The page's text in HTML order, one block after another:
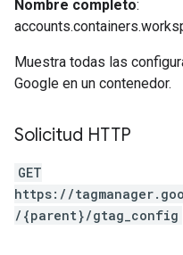
Nombre completo:
Muestra todas las
Google en un contenedor.
Solicitud HTTP
GET
https://
/{parent}/gtag_config